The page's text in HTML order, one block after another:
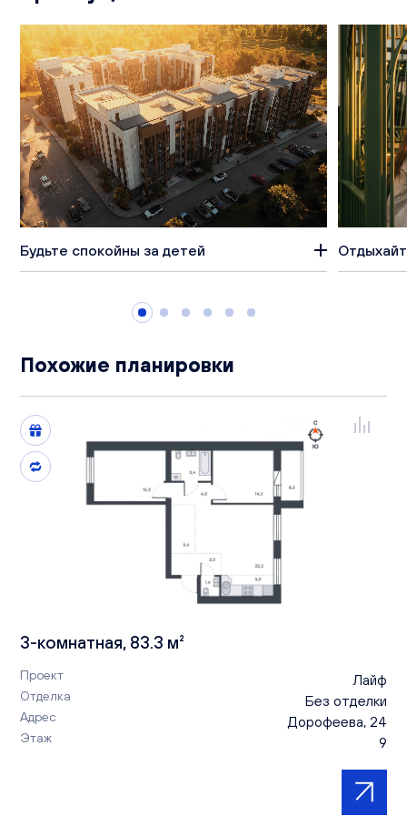
Будьте спокойны за детей
Похожие планировки
3-комнатная, 83.3 м²
Проект Лайф
Отделка Без отделки
Адрес Дорофеева, 24
Этаж 9